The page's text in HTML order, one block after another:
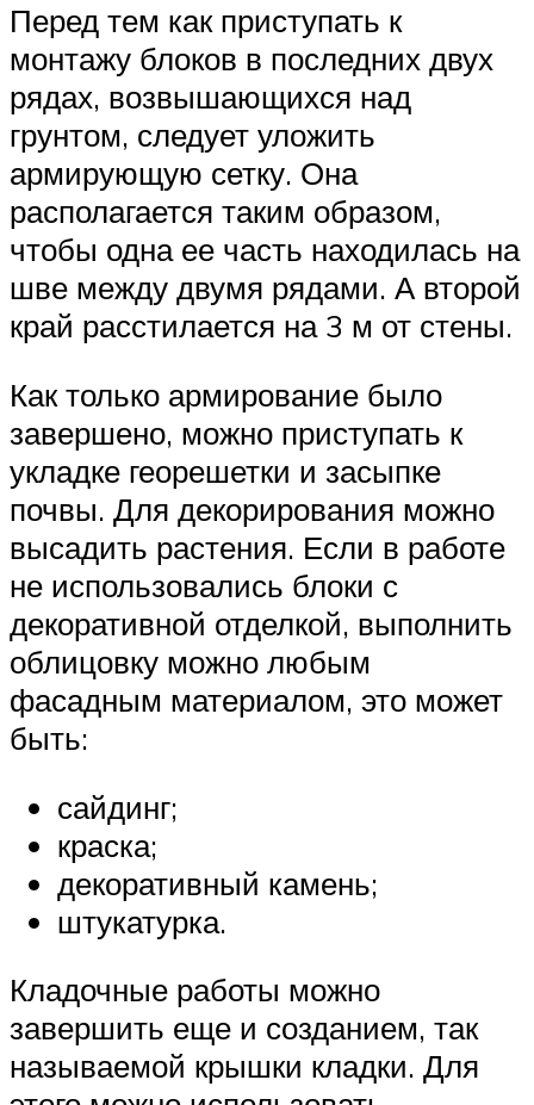
Перед тем как приступать к
монтажу блоков в последних двух
рядах, возвышающихся над
грунтом, следует уложить
армирующую сетку. Она
располагается таким образом,
чтобы одна ее часть находилась на
шве между двумя рядами. А второй
край расстилается на 3 м от стены.
Как только армирование было
завершено, можно приступать к
укладке георешетки и засыпке
почвы. Для декорирования можно
высадить растения. Если в работе
не использовались блоки с
декоративной отделкой, выполнить
облицовку можно любым
фасадным материалом, это может
быть:
сайдинг;
краска;
декоративный камень;
штукатурка.
Кладочные работы можно
завершить еще и созданием, так
называемой крышки кладки. Для